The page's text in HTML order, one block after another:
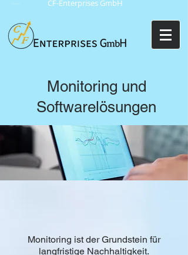
CF-Enterprises GmbH
Monitoring und
Softwarelösungen
Monitoring ist der Grundstein für
langfristige Nachhaltigkeit.